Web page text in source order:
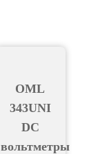
OML
343UNI
DC
вольтметры